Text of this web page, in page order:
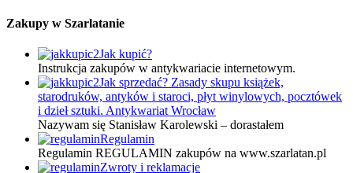
Zakupy w Szarlatanie
Jak kupić?
Instrukcja zakupów w antykwariacie internetowym.
Jak sprzedać? Zasady skupu książek,
starodruków, antyków i staroci, płyt winylowych, pocztówek
i dzieł sztuki. Antykwariat Wrocław
Nazywam się Stanisław Karolewski – dorastałem
Regulamin
Regulamin REGULAMIN zakupów na www.szarlatan.pl
Zwroty i reklamacje